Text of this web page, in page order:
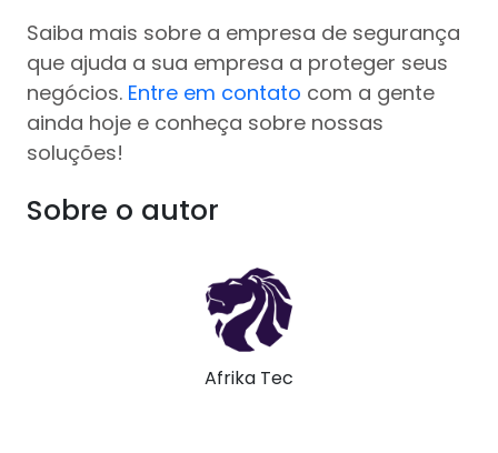
Saiba mais sobre a empresa de segurança
que ajuda a sua empresa a proteger seus
negócios. Entre em contato com a gente
ainda hoje e conheça sobre nossas
soluções!
Sobre o autor
Afrika Tec